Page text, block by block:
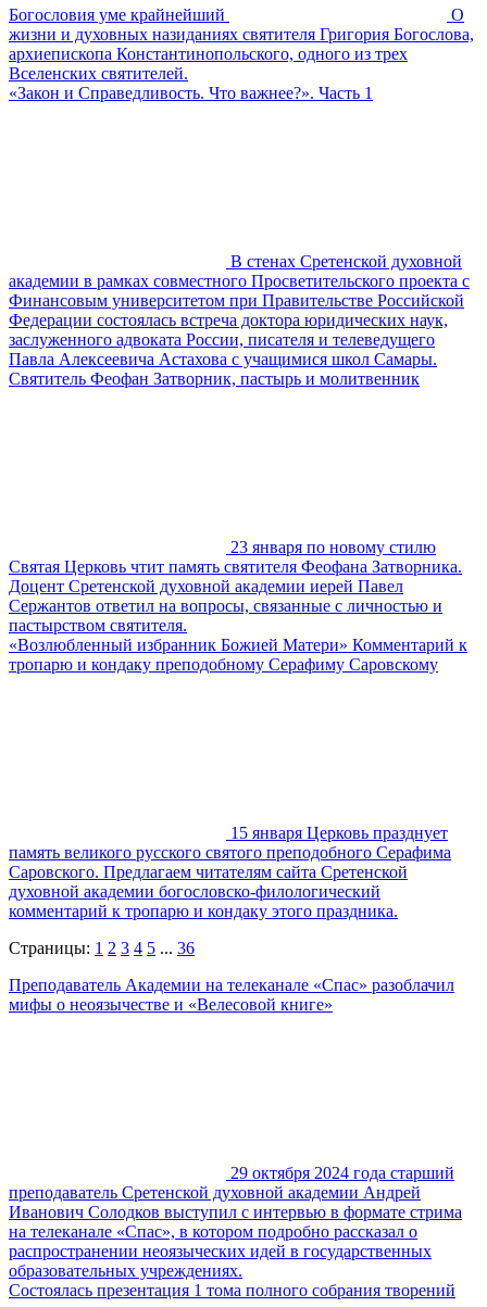
Богословия уме крайнейший
О
жизни и духовных назиданиях святителя Григория Богослова,
архиепископа Константинопольского, одного из трех
Вселенских святителей.
«Закон и Справедливость. Что важнее?». Часть 1
В стенах Сретенской духовной
академии в рамках совместного Просветительского проекта с
Финансовым университетом при Правительстве Российской
Федерации состоялась встреча доктора юридических наук,
заслуженного адвоката России, писателя и телеведущего
Павла Алексеевича Астахова с учащимися школ Самары.
Святитель Феофан Затворник, пастырь и молитвенник
23 января по новому стилю
Святая Церковь чтит память святителя Феофана Затворника.
Доцент Сретенской духовной академии иерей Павел
Сержантов ответил на вопросы, связанные с личностью и
пастырством святителя.
«Возлюбленный избранник Божией Матери» Комментарий к
тропарю и кондаку преподобному Серафиму Саровскому
15 января Церковь празднует
память великого русского святого преподобного Серафима
Саровского. Предлагаем читателям сайта Сретенской
духовной академии богословско-филологический
комментарий к тропарю и кондаку этого праздника.
Страницы: 1 2 3 4 5 ... 36
Преподаватель Академии на телеканале «Спас» разоблачил
мифы о неоязычестве и «Велесовой книге»
29 октября 2024 года старший
преподаватель Сретенской духовной академии Андрей
Иванович Солодков выступил с интервью в формате стрима
на телеканале «Спас», в котором подробно рассказал о
распространении неоязыческих идей в государственных
образовательных учреждениях.
Состоялась презентация 1 тома полного собрания творений